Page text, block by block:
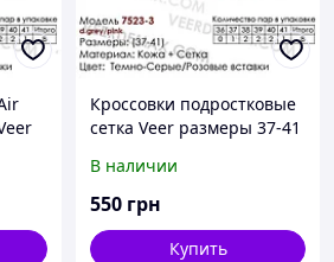
Кроссовки подростковые
сетка Veer размеры 37-41
В наличии
550 грн
Купить